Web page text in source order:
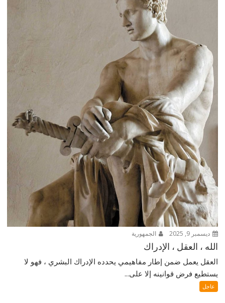
ديسمبر 9, 2025 الجمهورية
الله ، العقل ، الإدراك
العقل يعمل ضمن إطار مفاهيمي يحدده الإدراك البشري ، فهو لا
يستطيع فرض قوانينه إلا على...
عاجل